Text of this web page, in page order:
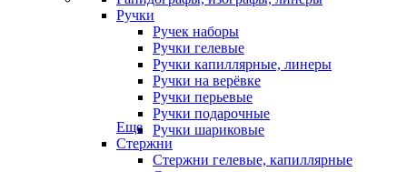
Ручки
Ручек наборы
Ручки гелевые
Ручки капиллярные, линеры
Ручки на верёвке
Ручки перьевые
Ручки подарочные
Ручки шариковые
Еще
Стержни
Стержни гелевые, капиллярные